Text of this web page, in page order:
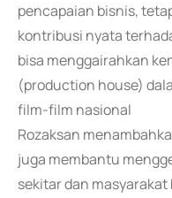
pencapaian bisnis,
kontribusi nyata
bisa menggairahkan
(production house)
film-film nasional
Rozaksan
juga membantu
sekitar dan